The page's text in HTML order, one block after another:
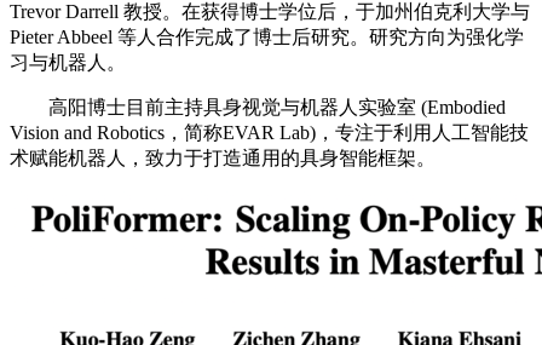
Trevor Darrell 教授。在获得博士学位后，于加州伯克利大学与
Pieter Abbeel 等人合作完成了博士后研究。研究方向为强化学
习与机器人。
高阳博士目前主持具身视觉与机器人实验室 (Embodied
Vision and Robotics，简称EVAR Lab)，专注于利用人工智能技
术赋能机器人，致力于打造通用的具身智能框架。